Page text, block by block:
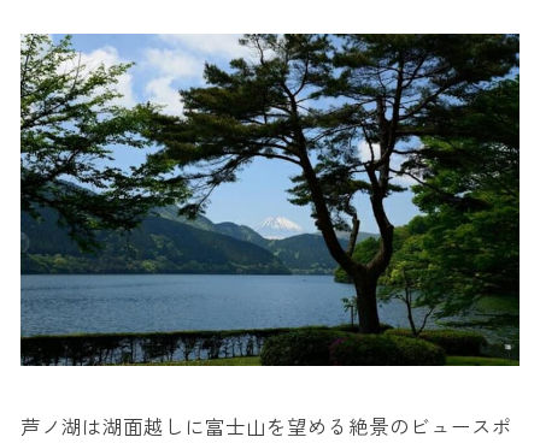
芦ノ湖は湖面越しに富士山を望める絶景のビュースポ